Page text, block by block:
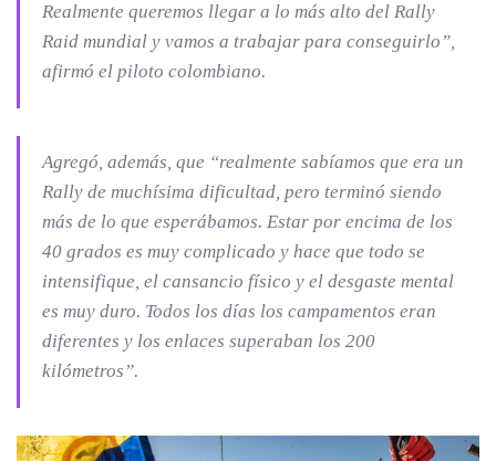
Realmente queremos llegar a lo más alto del Rally
Raid mundial y vamos a trabajar para conseguirlo”,
afirmó el piloto colombiano.
Agregó, además, que “realmente sabíamos que era un
Rally de muchísima dificultad, pero terminó siendo
más de lo que esperábamos. Estar por encima de los
40 grados es muy complicado y hace que todo se
intensifique, el cansancio físico y el desgaste mental
es muy duro. Todos los días los campamentos eran
diferentes y los enlaces superaban los 200
kilómetros”.